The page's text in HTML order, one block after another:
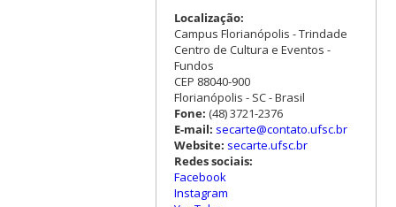
Localização:
Campus Florianópolis - Trindade
Centro de Cultura e Eventos -
Fundos
CEP 88040-900
Florianópolis - SC - Brasil
Fone: (48) 3721-2376
E-mail: secarte@contato.ufsc.br
Website: secarte.ufsc.br
Redes sociais:
Facebook
Instagram